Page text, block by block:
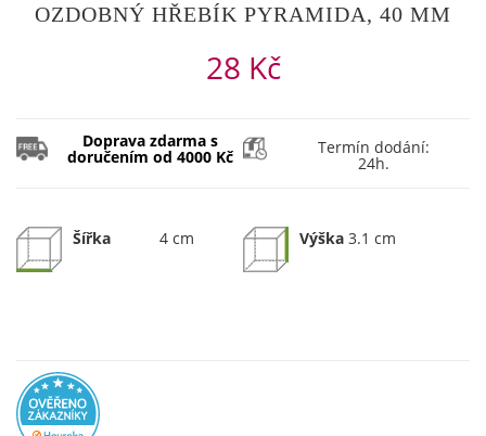
OZDOBNÝ HŘEBÍK PYRAMIDA, 40 MM
28 Kč
Doprava zdarma s
doručením od 4000 Kč Termín dodání:
24h.
Šířka 4 cm Výška 3.1 cm